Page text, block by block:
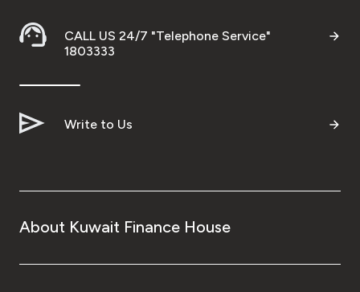
CALL US 24/7 "Telephone Service"
1803333
Write to Us
About Kuwait Finance House